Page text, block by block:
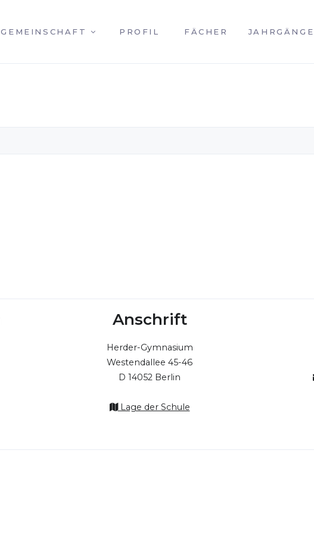
GEMEINSCHAFT PROFIL FÄCHER JAHRGÄNGE
Anschrift
Herder-Gymnasium
Westendallee 45-46
D 14052 Berlin
Lage der Schule